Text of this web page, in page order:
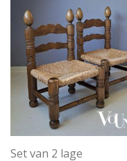
Set van 2 lage